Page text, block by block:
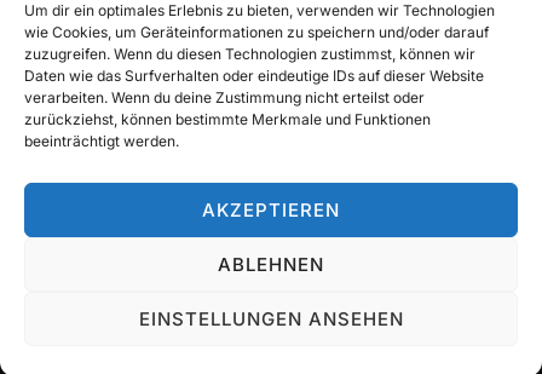
Um dir ein optimales Erlebnis zu bieten, verwenden wir Technologien
wie Cookies, um Geräteinformationen zu speichern und/oder darauf
zuzugreifen. Wenn du diesen Technologien zustimmst, können wir
Daten wie das Surfverhalten oder eindeutige IDs auf dieser Website
verarbeiten. Wenn du deine Zustimmung nicht erteilst oder
zurückziehst, können bestimmte Merkmale und Funktionen
beeinträchtigt werden.
AKZEPTIEREN
ABLEHNEN
EINSTELLUNGEN ANSEHEN
Zeit:
10:00 - 11:00
Weinfest MV Beuren
Inspiro Themevon WPZOOM